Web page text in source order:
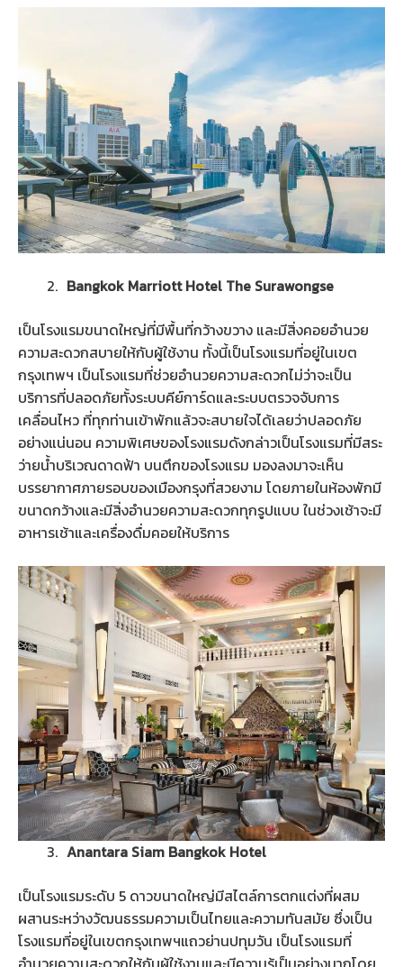
Bangkok Marriott Hotel The Surawongse
เป็นโรงแรมขนาดใหญ่ที่มีพื้นที่กว้างขวาง และมีสิ่งคอยอำนวย
ความสะดวกสบายให้กับผู้ใช้งาน ทั้งนี้เป็นโรงแรมที่อยู่ในเขต
กรุงเทพฯ เป็นโรงแรมที่ช่วยอำนวยความสะดวกไม่ว่าจะเป็น
บริการที่ปลอดภัยทั้งระบบคีย์การ์ดและระบบตรวจจับการ
เคลื่อนไหว ที่ทุกท่านเข้าพักแล้วจะสบายใจได้เลยว่าปลอดภัย
อย่างแน่นอน ความพิเศษของโรงแรมดังกล่าวเป็นโรงแรมที่มีสระ
ว่ายน้ำบริเวณดาดฟ้า บนตึกของโรงแรม มองลงมาจะเห็น
บรรยากาศภายรอบของเมืองกรุงที่สวยงาม โดยภายในห้องพักมี
ขนาดกว้างและมีสิ่งอำนวยความสะดวกทุกรูปแบบ ในช่วงเช้าจะมี
อาหารเช้าและเครื่องดื่มคอยให้บริการ
Anantara Siam Bangkok Hotel
เป็นโรงแรมระดับ 5 ดาวขนาดใหญ่มีสไตล์การตกแต่งที่ผสม
ผสานระหว่างวัฒนธรรมความเป็นไทยและความทันสมัย ซึ่งเป็น
โรงแรมที่อยู่ในเขตกรุงเทพฯแถวย่านปทุมวัน เป็นโรงแรมที่